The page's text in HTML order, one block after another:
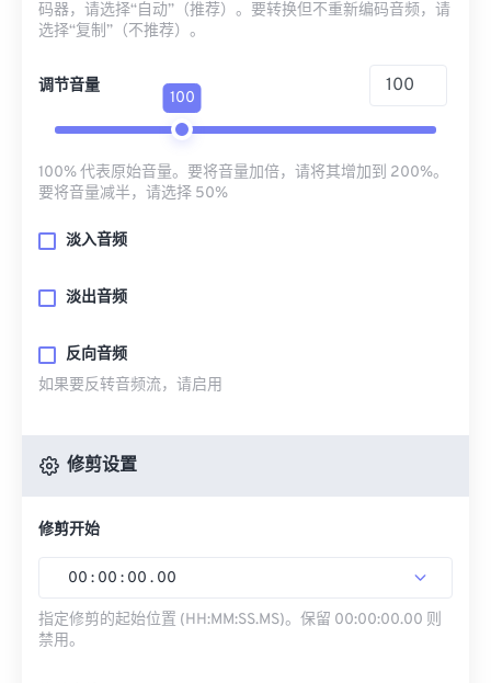
码器，请选择“自动”（推荐）。要转换但不重新编码音频，请
选择“复制”（不推荐）。
调节音量
100
100% 代表原始音量。要将音量加倍，请将其增加到 200%。
要将音量减半，请选择 50%
淡入音频
淡出音频
反向音频
如果要反转音频流，请启用
修剪设置
修剪开始
00 : 00 : 00 . 00
指定修剪的起始位置 (HH:MM:SS.MS)。保留 00:00:00.00 则
禁用。